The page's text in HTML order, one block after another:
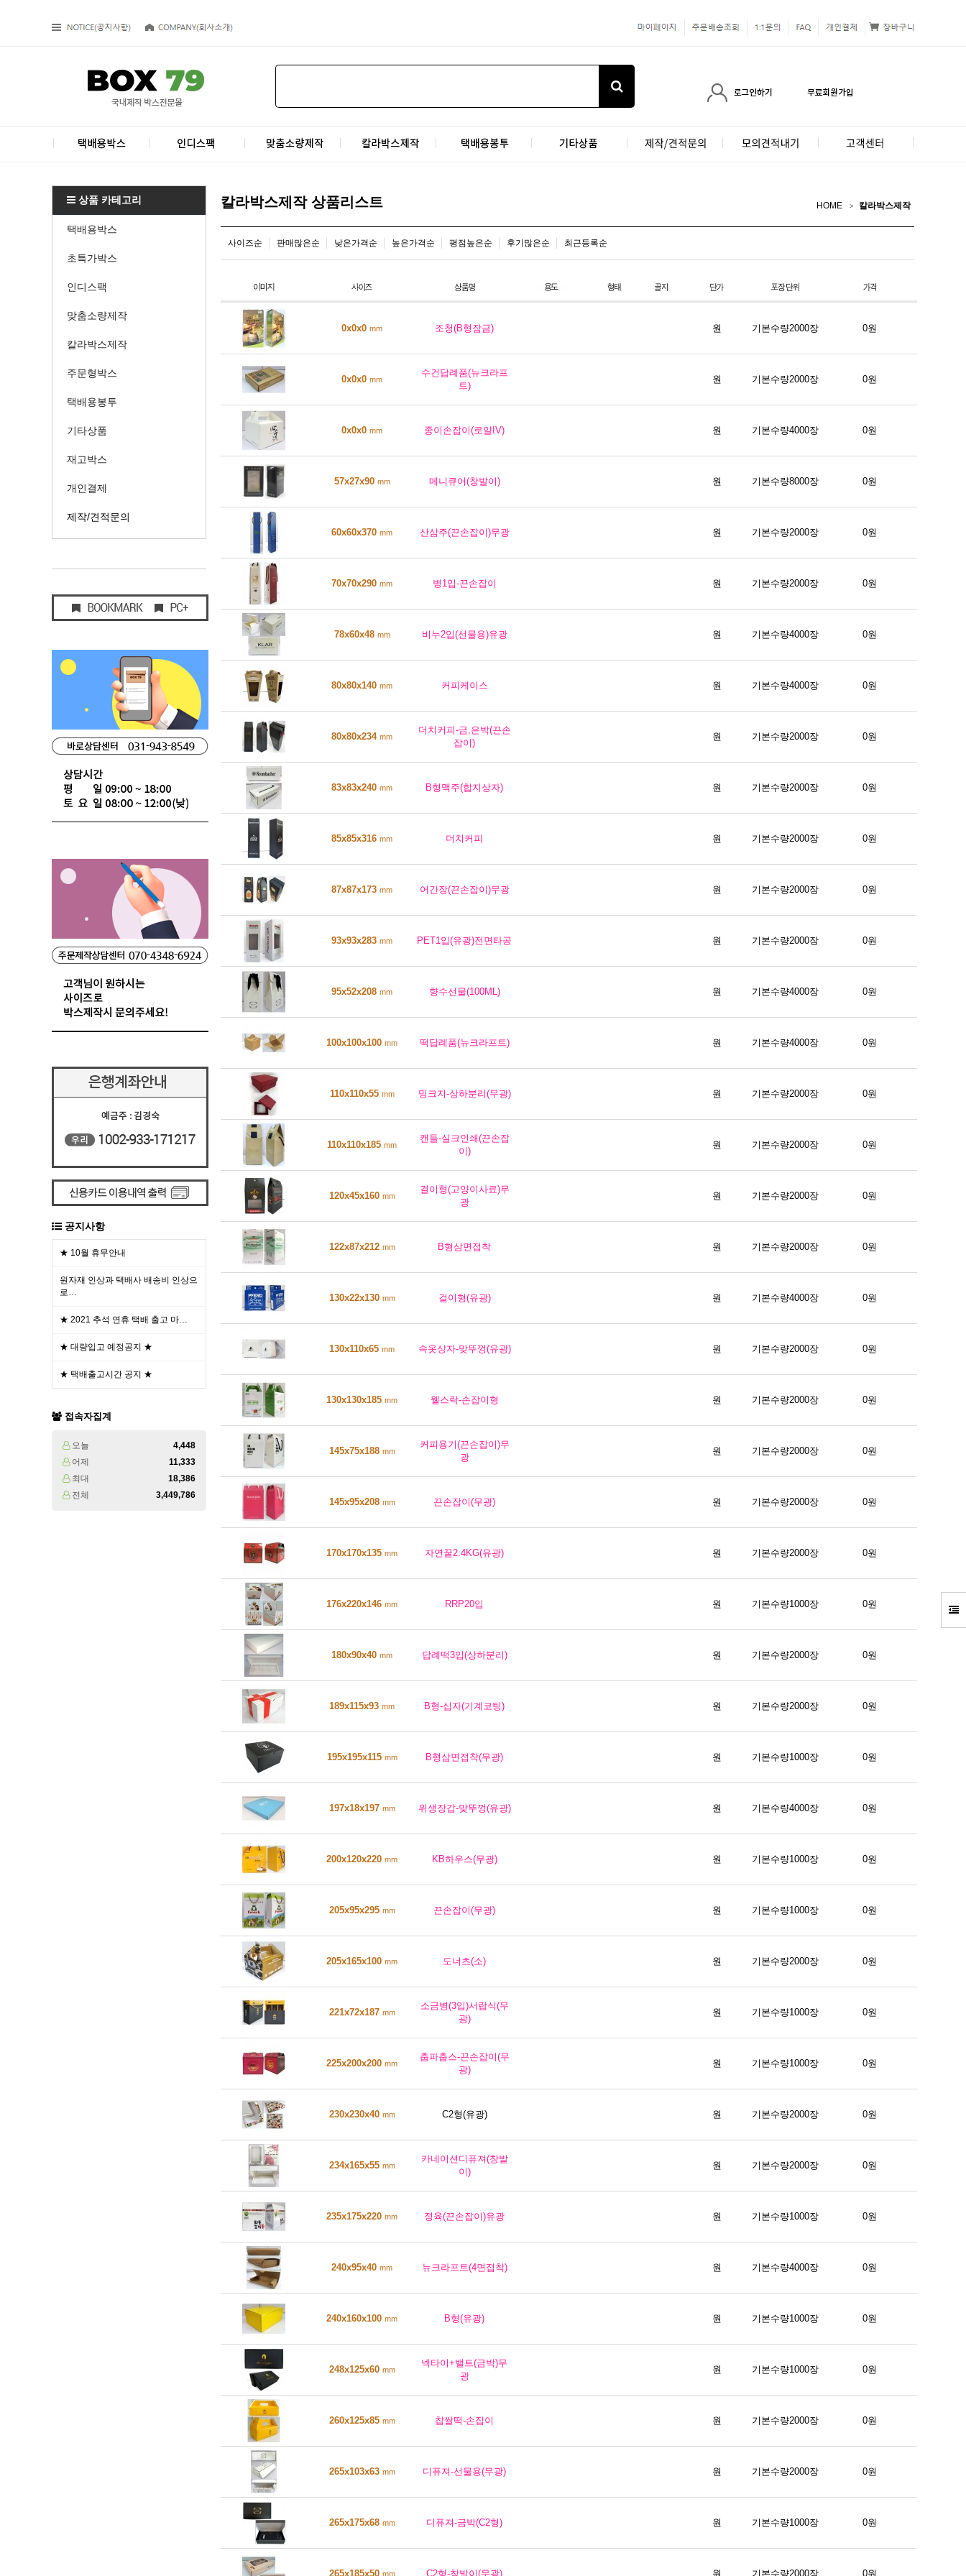
상품 카테고리
택배용박스
초특가박스
인디스팩
맞춤소량제작
칼라박스제작
주문형박스
택배용봉투
기타상품
재고박스
개인결제
제작/견적문의
공지사항
★ 10월 휴무안내
원자재 인상과 택배사 배송비 인상으
로…
★ 2021 추석 연휴 택배 출고 마…
★ 대량입고 예정공지 ★
★ 택배출고시간 공지 ★
접속자집계
오늘
4,448
어제
11,333
최대
18,386
전체
3,449,786
칼라박스제작 상품리스트 HOME 칼라박스제작
사이즈순 판매많은순 낮은가격순 높은가격순 평점높은순 후기많은순 최근등록순
0x0x0 mm 조청(B형잠금) 원 기본수량2000장 0원
0x0x0 mm
수건답례품(뉴크라프
트)
원 기본수량2000장 0원
0x0x0 mm 종이손잡이(로얄IV) 원 기본수량4000장 0원
57x27x90 mm 메니큐어(창발이) 원 기본수량8000장 0원
60x60x370 mm 산삼주(끈손잡이)무광 원 기본수량2000장 0원
70x70x290 mm 병1입-끈손잡이 원 기본수량2000장 0원
78x60x48 mm 비누2입(선물용)유광 원 기본수량4000장 0원
80x80x140 mm 커피케이스 원 기본수량4000장 0원
80x80x234 mm
더치커피-금,은박(끈손
잡이)
원 기본수량2000장 0원
83x83x240 mm B형맥주(합지상자) 원 기본수량2000장 0원
85x85x316 mm 더치커피 원 기본수량2000장 0원
87x87x173 mm 어간장(끈손잡이)무광 원 기본수량2000장 0원
93x93x283 mm PET1입(유광)전면타공 원 기본수량2000장 0원
95x52x208 mm 향수선물(100ML) 원 기본수량4000장 0원
100x100x100 mm 떡답례품(뉴크라프트) 원 기본수량4000장 0원
110x110x55 mm 밍크지-상하분리(무광) 원 기본수량2000장 0원
110x110x185 mm
캔들-실크인쇄(끈손잡
이)
원 기본수량2000장 0원
120x45x160 mm
걸이형(고양이사료)무
광
원 기본수량2000장 0원
122x87x212 mm B형삼면접착 원 기본수량2000장 0원
130x22x130 mm 걸이형(유광) 원 기본수량4000장 0원
130x110x65 mm 속옷상자-맞뚜껑(유광) 원 기본수량2000장 0원
130x130x185 mm 웰스락-손잡이형 원 기본수량2000장 0원
145x75x188 mm
커피용기(끈손잡이)무
광
원 기본수량2000장 0원
145x95x208 mm 끈손잡이(무광) 원 기본수량2000장 0원
170x170x135 mm 자연꿀2.4KG(유광) 원 기본수량2000장 0원
176x220x146 mm RRP20입 원 기본수량1000장 0원
180x90x40 mm 답례떡3입(상하분리) 원 기본수량2000장 0원
189x115x93 mm B형-십자(기계코팅) 원 기본수량2000장 0원
195x195x115 mm B형삼면접착(무광) 원 기본수량1000장 0원
197x18x197 mm 위생장갑-맞뚜껑(유광) 원 기본수량4000장 0원
200x120x220 mm KB하우스(무광) 원 기본수량1000장 0원
205x95x295 mm 끈손잡이(무광) 원 기본수량1000장 0원
205x165x100 mm 도너츠(소) 원 기본수량2000장 0원
221x72x187 mm
소금병(3입)서랍식(무
광)
원 기본수량1000장 0원
225x200x200 mm
춥파춥스-끈손잡이(무
광)
원 기본수량1000장 0원
230x230x40 mm C2형(유광) 원 기본수량2000장 0원
234x165x55 mm
카네이션디퓨져(창발
이)
원 기본수량2000장 0원
235x175x220 mm 정육(끈손잡이)유광 원 기본수량1000장 0원
240x95x40 mm 뉴크라프트(4면접착) 원 기본수량4000장 0원
240x160x100 mm B형(유광) 원 기본수량1000장 0원
248x125x60 mm
넥타이+밸트(금박)무
광
원 기본수량1000장 0원
260x125x85 mm 찹쌀떡-손잡이 원 기본수량2000장 0원
265x103x63 mm 디퓨져-선물용(무광) 원 기본수량2000장 0원
265x175x68 mm 디퓨져-금박(C2형) 원 기본수량1000장 0원
265x185x50 mm C2형-창발이(무광) 원 기본수량2000장 0원